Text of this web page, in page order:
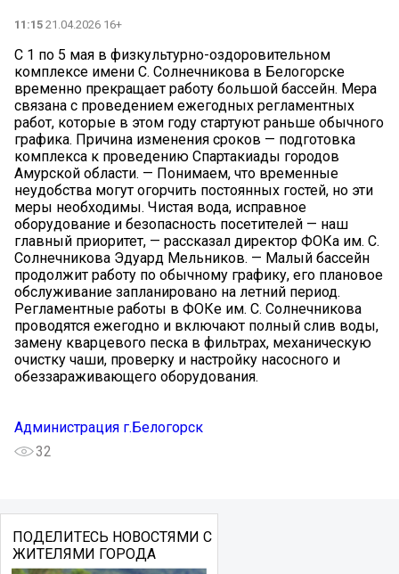
11:15 21.04.2026 16+
С 1 по 5 мая в физкультурно-оздоровительном
комплексе имени С. Солнечникова в Белогорске
временно прекращает работу большой бассейн. Мера
связана с проведением ежегодных регламентных
работ, которые в этом году стартуют раньше обычного
графика. Причина изменения сроков — подготовка
комплекса к проведению Спартакиады городов
Амурской области. — Понимаем, что временные
неудобства могут огорчить постоянных гостей, но эти
меры необходимы. Чистая вода, исправное
оборудование и безопасность посетителей — наш
главный приоритет, — рассказал директор ФОКа им. С.
Солнечникова Эдуард Мельников. — Малый бассейн
продолжит работу по обычному графику, его плановое
обслуживание запланировано на летний период.
Регламентные работы в ФОКе им. С. Солнечникова
проводятся ежегодно и включают полный слив воды,
замену кварцевого песка в фильтрах, механическую
очистку чаши, проверку и настройку насосного и
обеззараживающего оборудования.
Администрация г.Белогорск
32
ПОДЕЛИТЕСЬ НОВОСТЯМИ С
ЖИТЕЛЯМИ ГОРОДА